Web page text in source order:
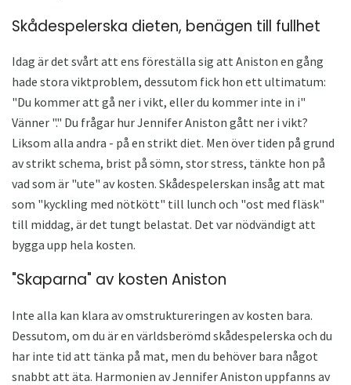
Skådespelerska dieten, benägen till fullhet
Idag är det svårt att ens föreställa sig att Aniston en gång
hade stora viktproblem, dessutom fick hon ett ultimatum:
"Du kommer att gå ner i vikt, eller du kommer inte in i"
Vänner "." Du frågar hur Jennifer Aniston gått ner i vikt?
Liksom alla andra - på en strikt diet. Men över tiden på grund
av strikt schema, brist på sömn, stor stress, tänkte hon på
vad som är "ute" av kosten. Skådespelerskan insåg att mat
som "kyckling med nötkött" till lunch och "ost med fläsk"
till middag, är det tungt belastat. Det var nödvändigt att
bygga upp hela kosten.
"Skaparna" av kosten Aniston
Inte alla kan klara av omstruktureringen av kosten bara.
Dessutom, om du är en världsberömd skådespelerska och du
har inte tid att tänka på mat, men du behöver bara något
snabbt att äta. Harmonien av Jennifer Aniston uppfanns av